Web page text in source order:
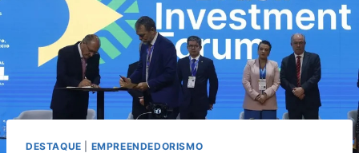
DESTAQUE EMPREENDEDORISMO